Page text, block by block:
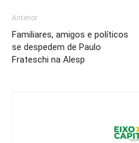
Anterior
Familiares, amigos e políticos
se despedem de Paulo
Frateschi na Alesp